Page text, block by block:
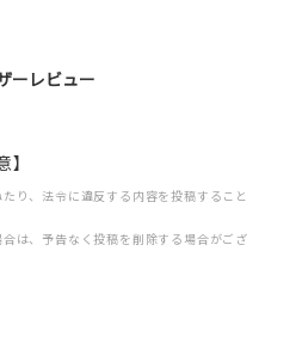
ーレビュー
り、法令に違反する内容を投稿すること
は、予告なく投稿を削除する場合がござ